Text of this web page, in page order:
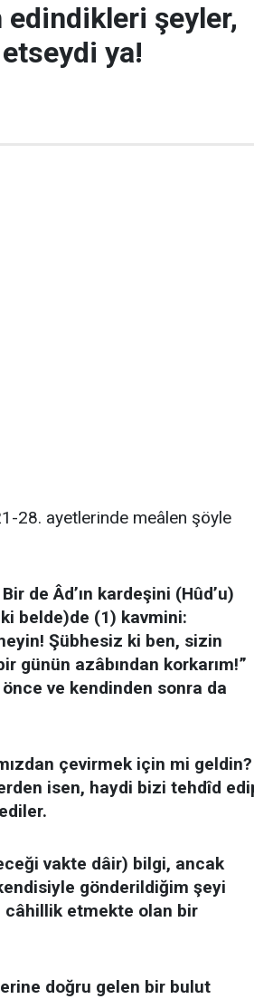
edindikleri şeyler,
ya!
28. ayetlerinde meâlen şöyle
de Âd’ın kardeşini (Hûd’u)
belde)de (1) kavmini:
Şübhesiz ki ben, sizin
günün azâbından korkarım!”
ve kendinden sonra da
çevirmek için mi geldin?
isen, haydi bizi tehdîd
vakte dâir) bilgi, ancak
gönderildiğim şeyi
etmekte olan bir
doğru gelen bir bulut